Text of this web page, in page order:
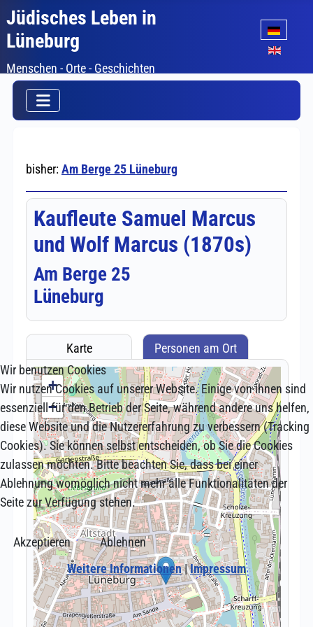
Jüdisches Leben in
Lüneburg
Menschen - Orte - Geschichten
Sprache
Wir benutzen Cookies
Wir nutzen Cookies auf unserer Website. Einige von ihnen sind
essenziell für den Betrieb der Seite, während andere uns helfen,
diese Website und die Nutzererfahrung zu verbessern (Tracking
Cookies). Sie können selbst entscheiden, ob Sie die Cookies
zulassen möchten. Bitte beachten Sie, dass bei einer
Ablehnung womöglich nicht mehr alle Funktionalitäten der
Seite zur Verfügung stehen.
Akzeptieren
Ablehnen
Weitere Informationen|Impressum